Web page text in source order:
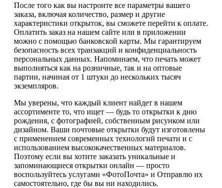
После того как вы настроите все параметры вашего
заказа, включая количество, размер и другие
характеристики открыток, вы сможете перейти к оплате.
Оплатить заказ на нашем сайте или в приложении
можно с помощью банковской карты. Мы гарантируем
безопасность всех транзакций и конфиденциальность
персональных данных. Напоминаем, что печать может
выполняться как на розничные, так и на оптовые
партии, начиная от 1 штуки до нескольких тысяч
экземпляров.
Мы уверены, что каждый клиент найдет в нашем
ассортименте то, что ищет — будь то открытки к дню
рождения, с фотографией, собственным рисунком или
дизайном. Ваши почтовые открытки будут изготовлены
с применением современных технологий печати и с
использованием высококачественных материалов.
Поэтому если вы хотите заказать уникальные и
запоминающиеся открытки онлайн — просто
воспользуйтесь услугами «ФотоПочта» и Отправлю их
самостоятельно, где бы вы ни находились.